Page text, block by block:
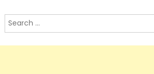
Search
for: